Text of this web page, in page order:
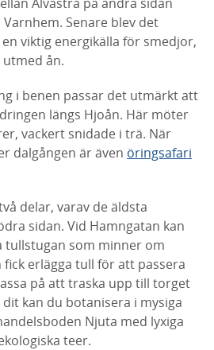
Senare blev det
viktig energikälla för smedjor,
ån.
i benen passar det utmärkt att
längs Hjoån. Här möter
vackert snidade i trä. När
dalgången är även öringsafari
delar, varav de äldsta
sidan. Vid Hamngatan kan
tullstugan som minner om
erlägga tull för att passera
på att traska upp till torget
dit kan du botanisera i mysiga
Njuta med lyxiga
teer.